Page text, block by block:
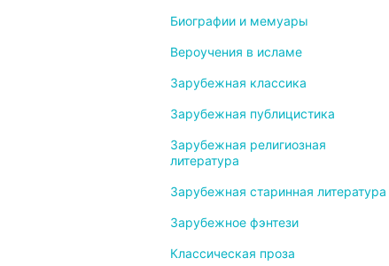
Биографии и мемуары
Вероучения в исламе
Зарубежная классика
Зарубежная публицистика
Зарубежная религиозная
литература
Зарубежная старинная литература
Зарубежное фэнтези
Классическая проза